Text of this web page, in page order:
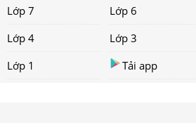
Lớp 7
Lớp 6
Lớp 4
Lớp 3
Lớp 1
Tải app